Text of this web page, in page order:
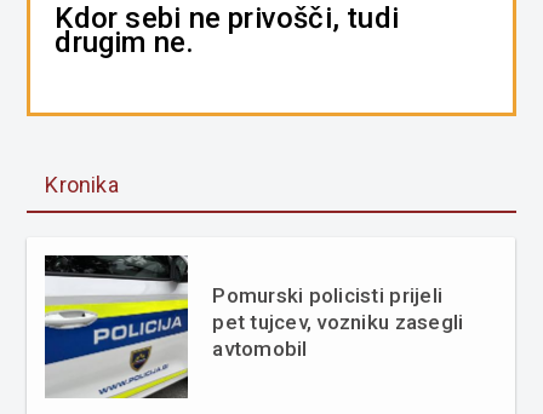
Kdor sebi ne privošči, tudi
drugim ne.
Kronika
Pomurski policisti prijeli
pet tujcev, vozniku zasegli
avtomobil